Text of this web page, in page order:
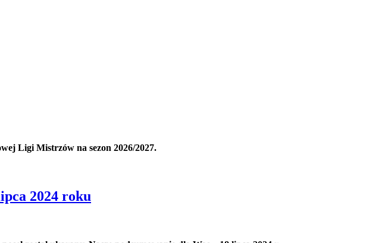
Ligi Mistrzów na sezon 2026/2027.
2024 roku